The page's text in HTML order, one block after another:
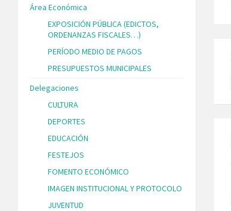
Área Económica
EXPOSICIÓN PÚBLICA (EDICTOS,
ORDENANZAS FISCALES…)
PERÍODO MEDIO DE PAGOS
PRESUPUESTOS MUNICIPALES
Delegaciones
CULTURA
DEPORTES
EDUCACIÓN
FESTEJOS
FOMENTO ECONÓMICO
IMAGEN INSTITUCIONAL Y PROTOCOLO
JUVENTUD